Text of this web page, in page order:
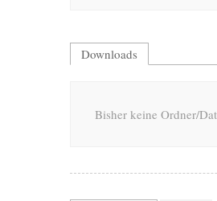
Downloads
Bisher keine Ordner/